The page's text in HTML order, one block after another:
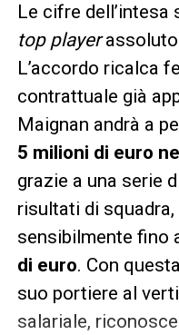
Le cifre
top playerassoluto
L’accordo ricalca
contrattuale già
Maignan andrà a
5 milioni di euro
grazie a una serie
risultati di squadra,
sensibilmente fino
di euro. Con
suo portiere al
salariale,